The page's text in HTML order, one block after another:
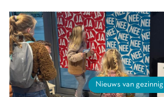
enorme glijbaan in de vorm
van een …Lees verder
Nieuws van gezinnig